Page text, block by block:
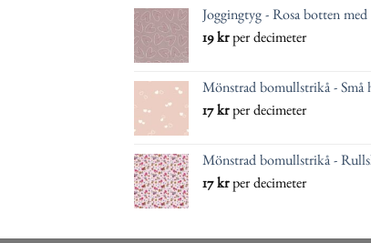
Joggingtyg - Rosa botten med
19kr per decimeter
Mönstrad bomullstrikå - Små
17kr per decimeter
Mönstrad bomullstrikå -
17kr per decimeter